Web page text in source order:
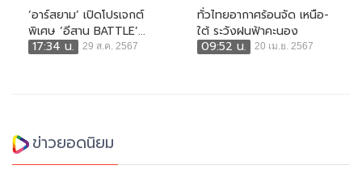
‘อาร์สยาม’ เปิดโปรเจกต์
พิเศษ ‘อีสาน BATTLE’...
17:34 น.
29 ส.ค. 2567
ทั่วไทยอากาศร้อนจัด เหนือ-
ใต้ ระวังฝนฟ้าคะนอง
09:52 น.
20 เม.ย. 2567
ข่าวยอดนิยม